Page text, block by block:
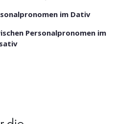
im Dativ
Personalpronomen im